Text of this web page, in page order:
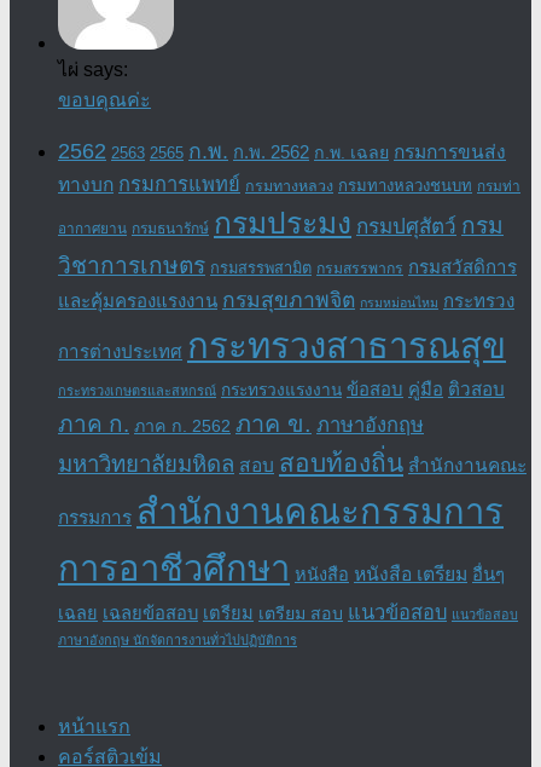
ไผ่ says:
ขอบคุณค่ะ
2562 2563 2565 ก.พ. ก.พ. 2562 ก.พ. เฉลย กรมการขนส่ง
ทางบก กรมการแพทย์ กรมทางหลวง กรมทางหลวงชนบท กรมท่า
อากาศยาน กรมธนารักษ์ กรมประมง กรมปศุสัตว์ กรม
วิชาการเกษตร กรมสรรพสามิต กรมสรรพากร กรมสวัสดิการ
และคุ้มครองแรงงาน กรมสุขภาพจิต กรมหม่อนไหม กระทรวง
การต่างประเทศ กระทรวงสาธารณสุข
กระทรวงเกษตรและสหกรณ์ กระทรวงแรงงาน ข้อสอบ คู่มือ ติวสอบ
ภาค ก. ภาค ก. 2562 ภาค ข. ภาษาอังกฤษ
มหาวิทยาลัยมหิดล สอบ สอบท้องถิ่น สำนักงานคณะ
กรรมการ สำนักงานคณะกรรมการ
การอาชีวศึกษา หนังสือ หนังสือ เตรียม อื่นๆ
เฉลย เฉลยข้อสอบ เตรียม เตรียม สอบ แนวข้อสอบ แนวข้อสอบ
ภาษาอังกฤษ นักจัดการงานทั่วไปปฏิบัติการ
หน้าแรก
คอร์สติวเข้ม